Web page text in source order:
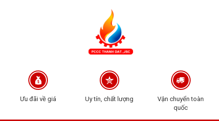
Ưu đãi về giá Uy tín, chất lượng
Vận chuyển toàn
quốc